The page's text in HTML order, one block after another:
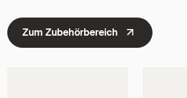
Zum Zubehörbereich